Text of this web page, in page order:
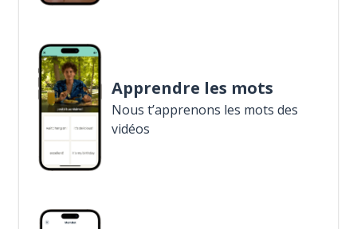
Apprendre les mots
Nous t’apprenons les mots des
vidéos